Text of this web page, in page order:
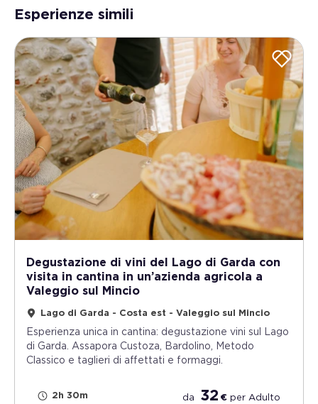
Esperienze simili
Degustazione di vini del Lago di Garda con
visita in cantina in un’azienda agricola a
Valeggio sul Mincio
Lago di Garda - Costa est - Valeggio sul Mincio
Esperienza unica in cantina: degustazione vini sul Lago
di Garda. Assapora Custoza, Bardolino, Metodo
Classico e taglieri di affettati e formaggi.
2h 30m
da 32 € per Adulto